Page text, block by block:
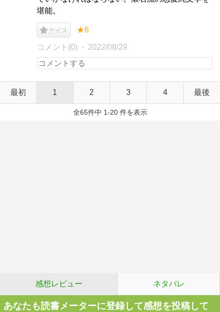
堪能。
ナイス ★6
コメント(0) 2022/08/29
最初 1 2 3 4 最後
全65件中 1-20 件を表示
感想レビュー ネタバレ
あなたも読書メーターに登録して感想を投稿して